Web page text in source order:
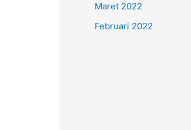
Maret 2022
Februari 2022